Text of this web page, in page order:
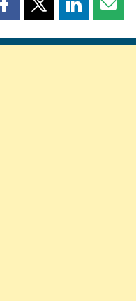
Partager
page
Partager
page
Partager
page page